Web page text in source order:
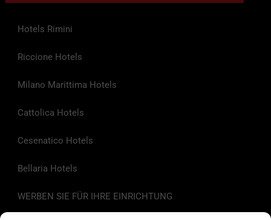
Hotels Rimini
Riccione Hotels
Milano Marittima Hotels
Cattolica Hotels
Cesenatico Hotels
Bellaria Hotels
WERBEN SIE FÜR IHRE EINRICHTUNG